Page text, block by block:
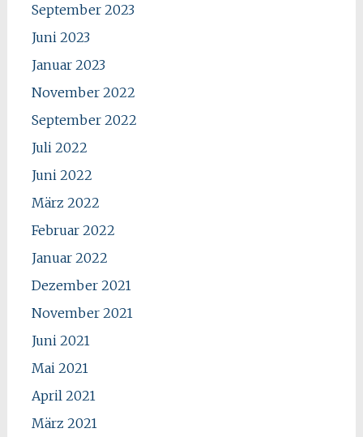
September 2023
Juni 2023
Januar 2023
November 2022
September 2022
Juli 2022
Juni 2022
März 2022
Februar 2022
Januar 2022
Dezember 2021
November 2021
Juni 2021
Mai 2021
April 2021
März 2021